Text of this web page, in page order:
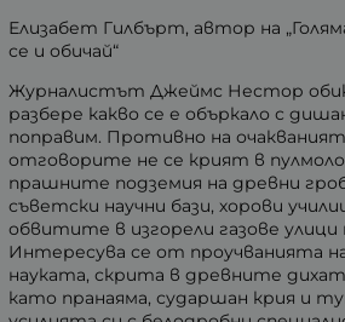
Елизабет Гилбърт, автор на
се и обичай“
Журналистът Джеймс Нестор
разбере какво се е объркало с
поправим. Противно на
отговорите не се крият в
прашните подземия на древни
съветски научни бази, хорови
обвитите в изгорели газове улици
Интересува се от проучванията
науката, скрита в древните
като пранаяма, сударшан крия и